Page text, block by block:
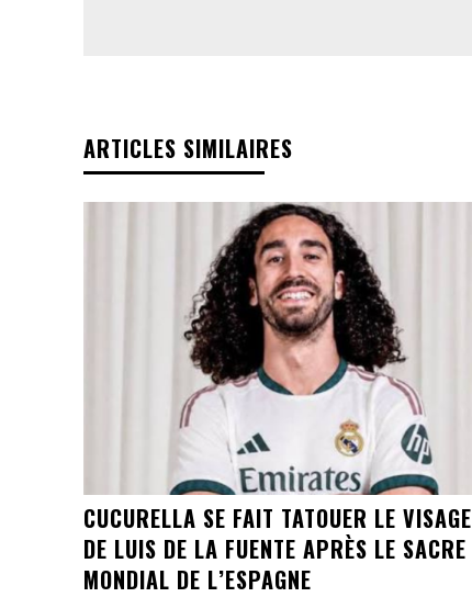
ARTICLES SIMILAIRES
CUCURELLA SE FAIT TATOUER LE VISAGE
DE LUIS DE LA FUENTE APRÈS LE SACRE
MONDIAL DE L’ESPAGNE